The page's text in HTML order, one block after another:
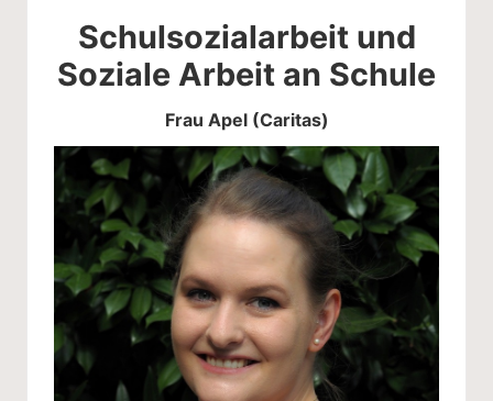
Schulsozialarbeit und
Soziale Arbeit an Schule
Frau Apel (Caritas)